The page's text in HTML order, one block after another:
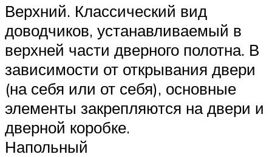
Верхний. Классический вид
доводчиков, устанавливаемый в
верхней части дверного полотна. В
зависимости от открывания двери
(на себя или от себя), основные
элементы закрепляются на двери и
дверной коробке.
Напольный